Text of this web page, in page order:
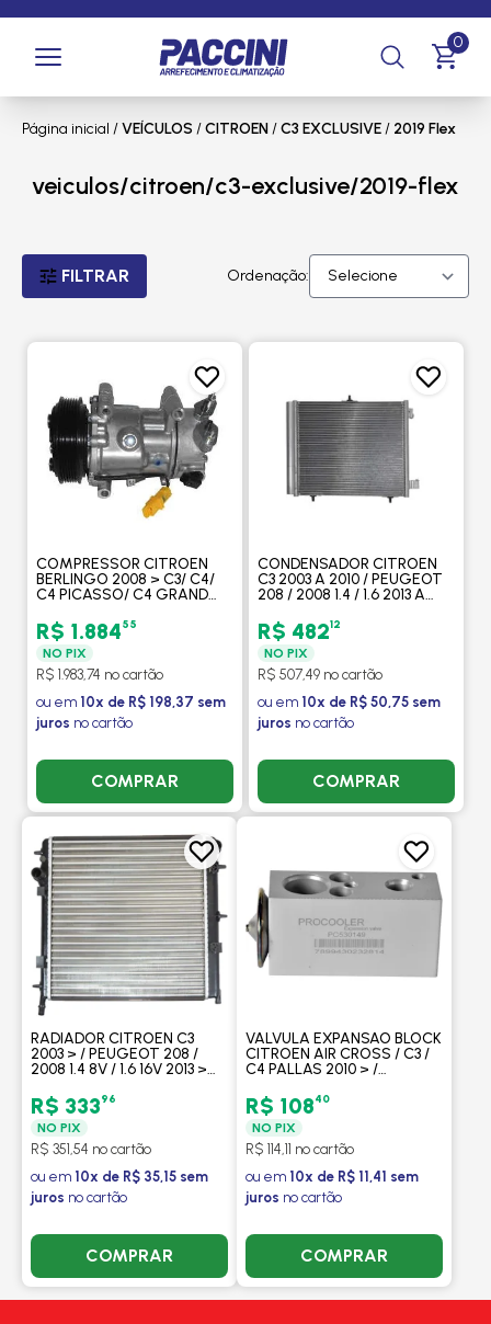
0
Página inicial /VEÍCULOS /CITROEN/C3 EXCLUSIVE/ 2019 Flex
veiculos/citroen/c3-exclusive/2019-flex
FILTRAR Ordenação:
COMPRESSOR CITROEN
BERLINGO 2008 > C3/ C4/
C4 PICASSO/ C4 GRAND
307/ 308/ 408/ PARTNER
2008 > - PROCOOLER
R$ 1.88455
NO PIX
R$ 1.983,74 no cartão
ou em 10x de R$ 198,37 sem
juros no cartão
COMPRAR
CONDENSADOR CITROEN
C3 2003 A 2010 / PEUGEOT
208 / 2008 1.4 / 1.6 2013 A
PROCOOLER
R$ 48212
NO PIX
R$ 507,49 no cartão
ou em 10x de R$ 50,75 sem
juros no cartão
COMPRAR
RADIADOR CITROEN C3
2003 > / PEUGEOT 208 /
2008 1.4 8V / 1.6 16V 2013 >
PROCOOLER
R$ 33396
NO PIX
R$ 351,54 no cartão
ou em 10x de R$ 35,15 sem
juros no cartão
COMPRAR
VALVULA EXPANSAO BLOCK
CITROEN AIR CROSS / C3 /
C4 PALLAS 2010 > /
R$ 10840
NO PIX
R$ 114,11 no cartão
ou em 10x de R$ 11,41 sem
juros no cartão
COMPRAR